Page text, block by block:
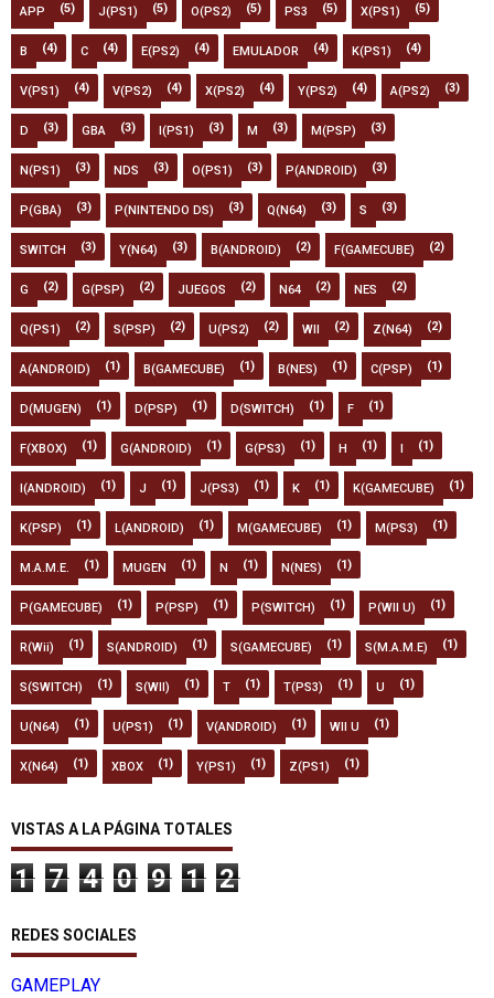
APP (5) J(PS1) (5) O(PS2) (5) PS3 (5) X(PS1) (5)
B (4) C (4) E(PS2) (4) EMULADOR (4) K(PS1) (4)
V(PS1) (4) V(PS2) (4) X(PS2) (4) Y(PS2) (4) A(PS2) (3)
D (3) GBA (3) I(PS1) (3) M (3) M(PSP) (3)
N(PS1) (3) NDS (3) O(PS1) (3) P(ANDROID) (3)
P(GBA) (3) P(NINTENDO DS) (3) Q(N64) (3) S (3)
SWITCH (3) Y(N64) (3) B(ANDROID) (2) F(GAMECUBE) (2)
G (2) G(PSP) (2) JUEGOS (2) N64 (2) NES (2)
Q(PS1) (2) S(PSP) (2) U(PS2) (2) WII (2) Z(N64) (2)
A(ANDROID) (1) B(GAMECUBE) (1) B(NES) (1) C(PSP) (1)
D(MUGEN) (1) D(PSP) (1) D(SWITCH) (1) F (1)
F(XBOX) (1) G(ANDROID) (1) G(PS3) (1) H (1) (1)
I(ANDROID) (1) J (1) J(PS3) (1) K (1) K(GAMECUBE) (1)
K(PSP) (1) L(ANDROID) (1) M(GAMECUBE) (1) M(PS3) (1)
M.A.M.E. (1) MUGEN (1) N (1) N(NES) (1)
P(GAMECUBE) (1) P(PSP) (1) P(SWITCH) (1) P(WII U) (1)
R(Wii) (1) S(ANDROID) (1) S(GAMECUBE) (1) S(M.A.M.E) (1)
S(SWITCH) (1) S(WII) (1) T (1) T(PS3) (1) U (1)
U(N64) (1) U(PS1) (1) V(ANDROID) (1) WII U (1)
X(N64) (1) XBOX (1) Y(PS1) (1) Z(PS1) (1)
VISTAS A LA PÁGINA TOTALES
1 7 4 0 9 1 2
REDES SOCIALES
GAMEPLAY